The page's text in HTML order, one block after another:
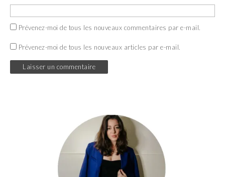
Prévenez-moi de tous les nouveaux commentaires par e-mail.
Prévenez-moi de tous les nouveaux articles par e-mail.